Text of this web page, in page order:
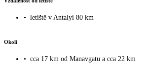
• letiště v Antalyi 80 km
Okolí
• cca 17 km od Manavgatu a cca 22 km